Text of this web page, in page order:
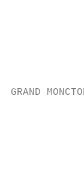
GRAND